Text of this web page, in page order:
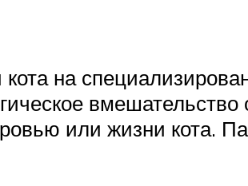
на
вмешательство
или жизни кота.